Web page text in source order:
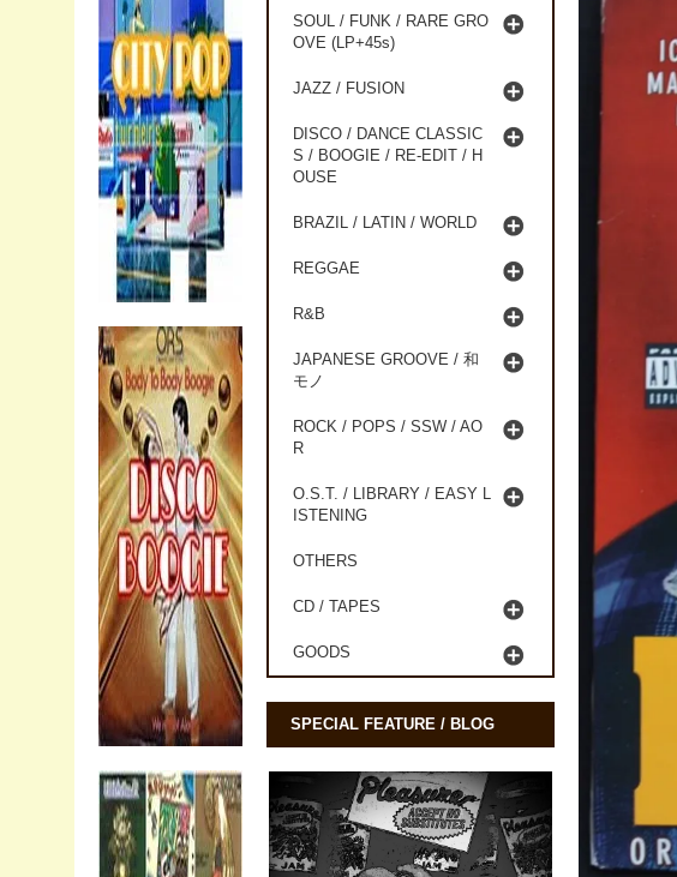
SOUL / FUNK / RARE GRO
OVE (LP+45s)
JAZZ / FUSION
DISCO / DANCE CLASSIC
S / BOOGIE / RE-EDIT / H
OUSE
BRAZIL / LATIN / WORLD
REGGAE
R&B
JAPANESE GROOVE / 和
モノ
ROCK / POPS / SSW / AO
R
O.S.T. / LIBRARY / EASY L
ISTENING
OTHERS
CD / TAPES
GOODS
SPECIAL FEATURE / BLOG